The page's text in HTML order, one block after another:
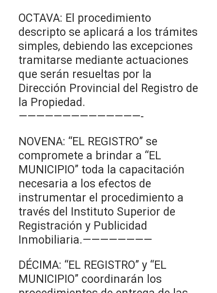
OCTAVA: El procedimiento
descripto se aplicará a los trámites
simples, debiendo las excepciones
tramitarse mediante actuaciones
que serán resueltas por la
Dirección Provincial del Registro de
la Propiedad.
——————————————-
NOVENA: “EL REGISTRO” se
compromete a brindar a “EL
MUNICIPIO” toda la capacitación
necesaria a los efectos de
instrumentar el procedimiento a
través del Instituto Superior de
Registración y Publicidad
Inmobiliaria.————————
DÉCIMA: “EL REGISTRO” y “EL
MUNICIPIO” coordinarán los